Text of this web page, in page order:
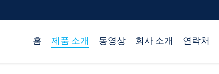
홈 제품 소개 동영상 회사 소개 연락처